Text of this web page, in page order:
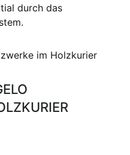
durch das